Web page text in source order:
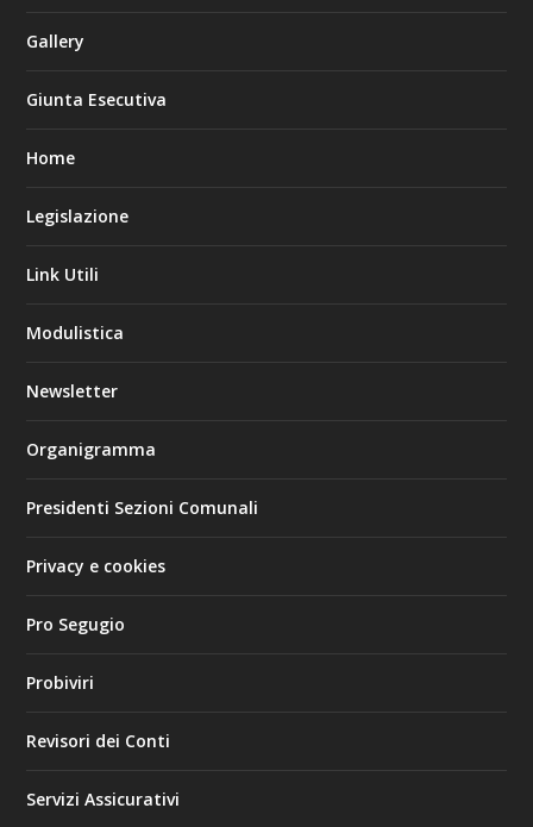
Gallery
Giunta Esecutiva
Home
Legislazione
Link Utili
Modulistica
Newsletter
Organigramma
Presidenti Sezioni Comunali
Privacy e cookies
Pro Segugio
Probiviri
Revisori dei Conti
Servizi Assicurativi